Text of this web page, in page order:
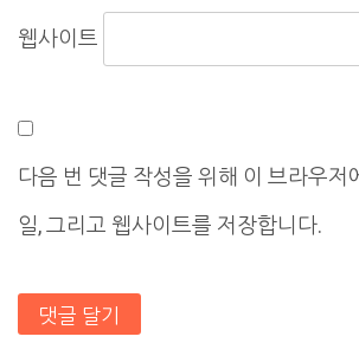
웹사이트
다음 번 댓글 작성을 위해 이 브라우저
일, 그리고 웹사이트를 저장합니다.